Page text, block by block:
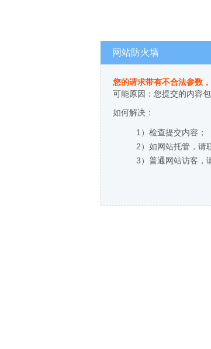
网站防火墙
您的请求带有不合法参数
可能原因：您提交的内容
如何解决：
1）检查提交内容；
2）如网站托管，请
3）普通网站访客，